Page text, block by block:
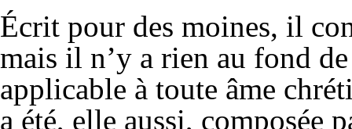
Écrit pour des moines, il
mais il n’y a rien au fond
applicable à toute âme
a été, elle aussi, composée